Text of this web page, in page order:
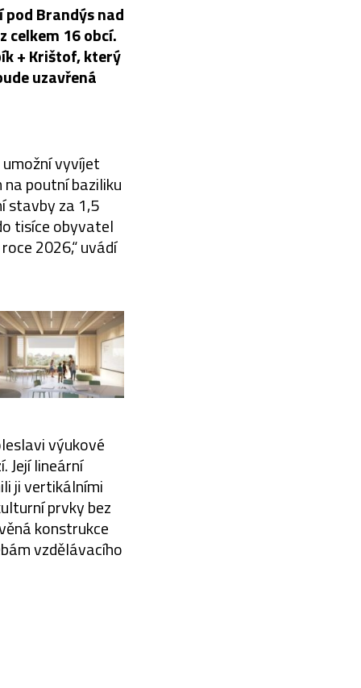
Brandýs nad
celkem 16 obcí.
+ Krištof, který
uzavřená
vyvíjet
poutní baziliku
stavby za 1,5
tisíce obyvatel
2026,“ uvádí
výukové
Její lineární
ji vertikálními
prvky bez
konstrukce
vzdělávacího